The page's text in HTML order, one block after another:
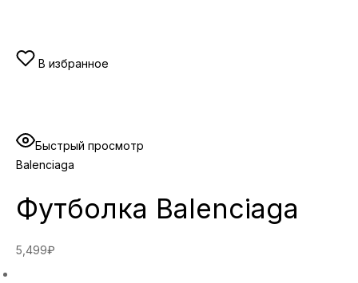
В избранное
Быстрый просмотр
Balenciaga
Футболка Balenciaga
5,499₽